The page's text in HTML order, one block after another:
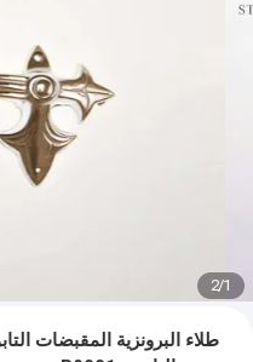
1
/
2
طلاء البرونزية المقبضات